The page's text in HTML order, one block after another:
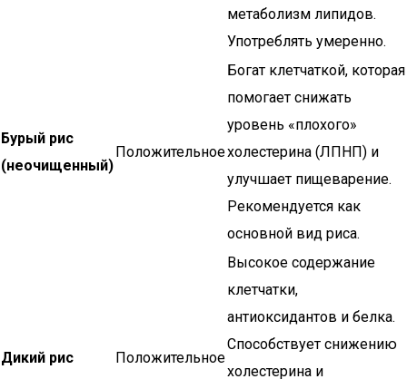
метаболизм липидов.
Употреблять умеренно.
Бурый рис
(неочищенный)
Положительное
Богат клетчаткой, которая
помогает снижать
уровень «плохого»
холестерина (ЛПНП) и
улучшает пищеварение.
Рекомендуется как
основной вид риса.
Дикий рис Положительное
Высокое содержание
клетчатки,
антиоксидантов и белка.
Способствует снижению
холестерина и